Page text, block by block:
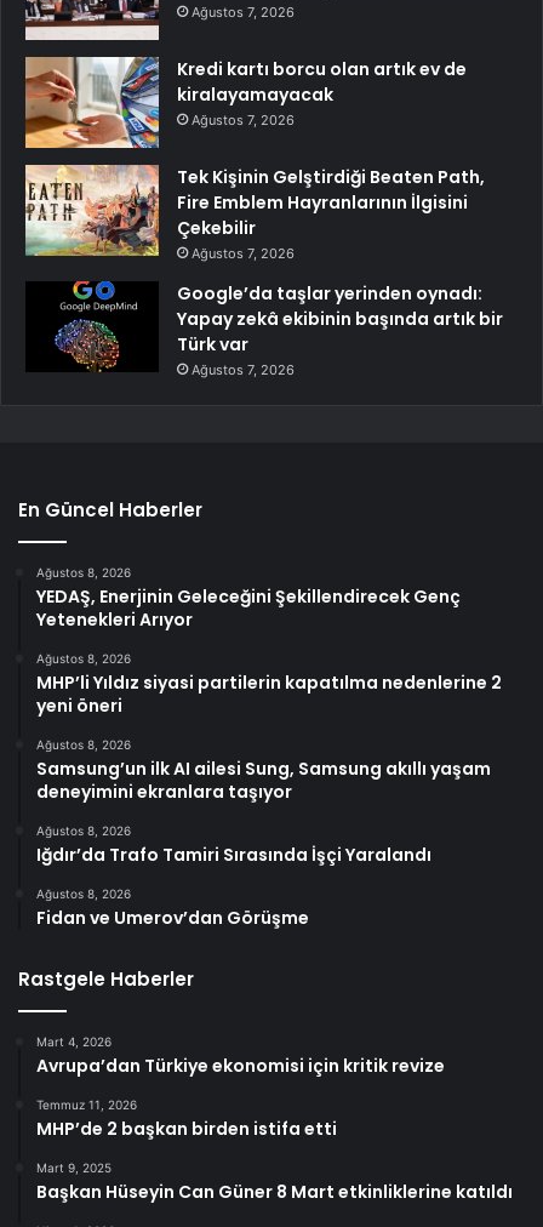
Ağustos 7, 2026
Kredi kartı borcu olan artık ev de
kiralayamayacak
Ağustos 7, 2026
Tek Kişinin Gelştirdiği Beaten Path,
Fire Emblem Hayranlarının İlgisini
Çekebilir
Ağustos 7, 2026
Google’da taşlar yerinden oynadı:
Yapay zekâ ekibinin başında artık bir
Türk var
Ağustos 7, 2026
En Güncel Haberler
Ağustos 8, 2026
YEDAŞ, Enerjinin Geleceğini Şekillendirecek Genç
Yetenekleri Arıyor
Ağustos 8, 2026
MHP’li Yıldız siyasi partilerin kapatılma nedenlerine 2
yeni öneri
Ağustos 8, 2026
Samsung’un ilk AI ailesi Sung, Samsung akıllı yaşam
deneyimini ekranlara taşıyor
Ağustos 8, 2026
Iğdır’da Trafo Tamiri Sırasında İşçi Yaralandı
Ağustos 8, 2026
Fidan ve Umerov’dan Görüşme
Rastgele Haberler
Mart 4, 2026
Avrupa’dan Türkiye ekonomisi için kritik revize
Temmuz 11, 2026
MHP’de 2 başkan birden istifa etti
Mart 9, 2025
Başkan Hüseyin Can Güner 8 Mart etkinliklerine katıldı